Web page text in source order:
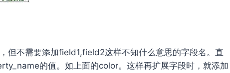
但不需要添加field1,field2这样不知什么意思的字段名。直
的值。如上面的color。这样再扩展字段时，就添加